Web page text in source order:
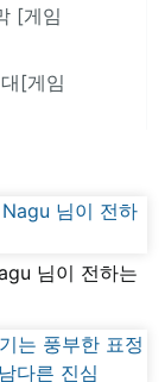
[게임
[게임
님이 전하는